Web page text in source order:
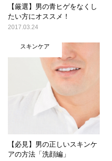
【厳選】男の青ヒゲをなくし
たい方にオススメ！
2017.03.24
スキンケア
【必見】男の正しいスキンケ
アの方法「洗顔編」